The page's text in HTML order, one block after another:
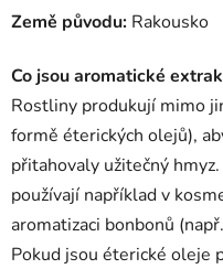
Země původu: Rakousko
Co jsou aromatické
Rostliny produkují mimo
formě éterických olejů),
přitahovaly užitečný
používají například v
aromatizaci bonbonů
Pokud jsou éterické oleje